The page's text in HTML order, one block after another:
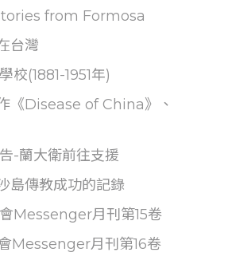
from Formosa
台灣
校(1881-1951年)
《Disease of China》、
-蘭大衛前往支援
島傳教成功的記錄
Messenger月刊第15卷
Messenger月刊第16卷